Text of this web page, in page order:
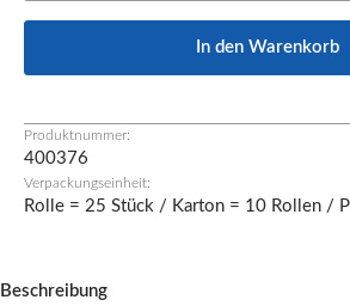
In den Warenkorb
Produktnummer:
400376
Verpackungseinheit:
Rolle = 25 Stück / Karton = 10 Rollen /
Beschreibung